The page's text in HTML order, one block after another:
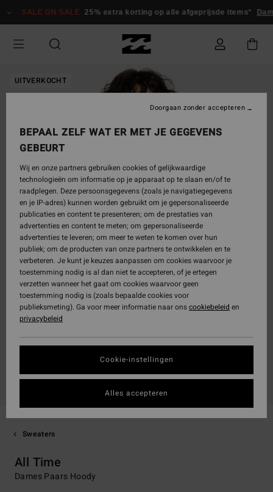
naar
SALE ON SALE 25% extra korting op alle afgeprijsde items*
UITVERKOCHT
Sweaters
All Time
Dames Paars Hoody
BEPAAL ZELF WAT ER MET JE GEGEVENS
GEBEURT
Wij en onze partners gebruiken cookies of gelijkwaardige
technologieën om informatie op je apparaat op te slaan en/of te
raadplegen. Deze persoonsgegevens (zoals je navigatiegegevens
en je IP-adres) kunnen worden gebruikt om je gepersonaliseerde
publicaties en content te presenteren; om de prestaties van
advertenties en content te meten; om gepersonaliseerde
advertenties te leveren; om meer te weten te komen over hun
publiek; om de producten van onze partners te ontwikkelen en te
verbeteren. Je kunt je keuzes aanpassen om cookies waarvoor je
toestemming nodig is al dan niet te accepteren, of je ertegen
verzetten wanneer het gaat om cookies waarvoor geen
toestemming nodig is (zoals bepaalde cookies voor
publieksmeting). Ga voor meer informatie naar onscookiebeleid en
privacybeleid
Cookie-instellingen
Doorgaan zonder accepteren
Alles accepteren